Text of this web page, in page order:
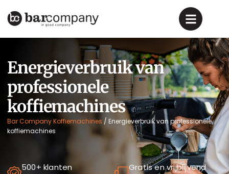
Energieverbruik van
professionele
koffiemachines
Bar Company Koffiemachines / Energieverbruik van professionele
koffiemachines
500+ klanten
Gratis en vrijblijvend